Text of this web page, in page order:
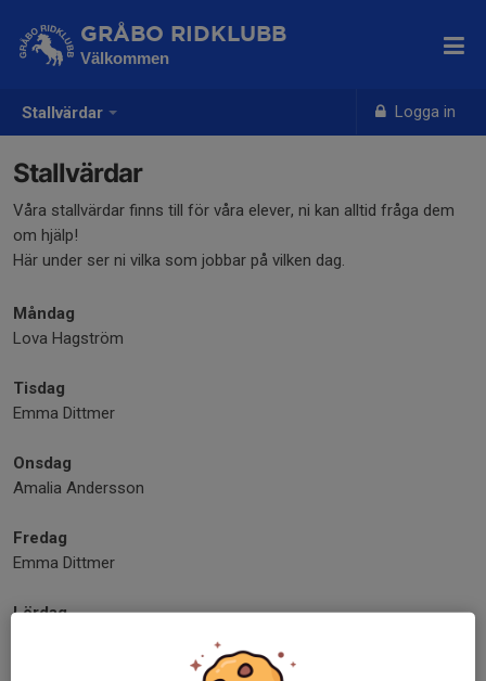
Stallvärdar Logga in
GRÅBO RIDKLUBB
Välkommen
Stallvärdar
Våra stallvärdar finns till för våra elever, ni kan alltid fråga dem
om hjälp!
Här under ser ni vilka som jobbar på vilken dag.
Måndag
Lova Hagström
Tisdag
Emma Dittmer
Onsdag
Amalia Andersson
Fredag
Emma Dittmer
Lördag
Amalia Andersson ojämna veckor
Novalie Flodin Lippens jämna veckor